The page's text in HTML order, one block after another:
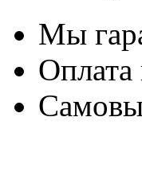
Мы